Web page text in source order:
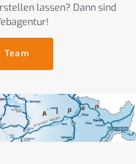
lassen? Dann sind
Team